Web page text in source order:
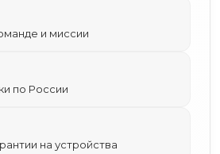
и миссии
по России
на устройства